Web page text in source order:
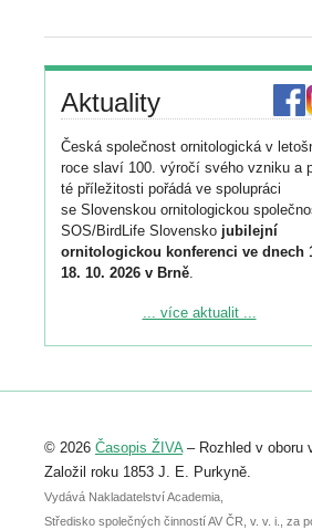
Aktuality
Česká společnost ornitologická v
roce slaví 100. výročí svého vzniku a
té příležitosti pořádá ve spolupráci
se Slovenskou ornitologickou
SOS/BirdLife Slovensko jubilejní
ornitologickou konferenci ve dnech
18. 10. 2026 v Brně.
Podrobnější informace ke konferenci
Registrovat se můžete do 6. září.
abstraktu přihlášené přednášky nebo
posteru je už 30. června.
... více aktualit ...
© 2026 Časopis ŽIVA– Rozhled v oboru
Založil roku 1853 J. E. Purkyně.
Vydává Nakladatelství Academia,
Středisko společných činností AV ČR, v. v. i., za